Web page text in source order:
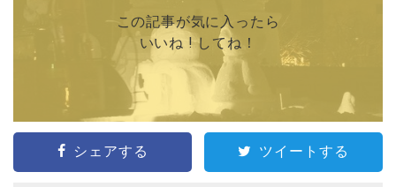
この記事が気に入ったら
いいね ! してね！
シェアする ツイートする